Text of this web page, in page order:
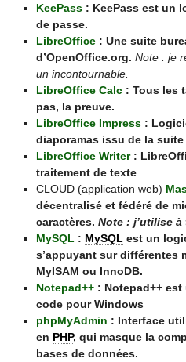
KeePass: KeePass est un
de passe.
LibreOffice: Une suite
d’OpenOffice.org. Note : je
un incontournable.
LibreOffice Calc: Tous les
pas, la preuve.
LibreOffice Impress:
diaporamas issu de la
LibreOffice Writer:
traitement de texte
CLOUD (application web)
décentralisé et fédéré de
caractères. Note : j’utilise
MySQL : MySQL est un
s’appuyant sur différentes
MyISAM ou InnoDB.
Notepad++: Notepad++ est
code pour Windows
phpMyAdmin : Interface
en PHP, qui masque la
bases de données.